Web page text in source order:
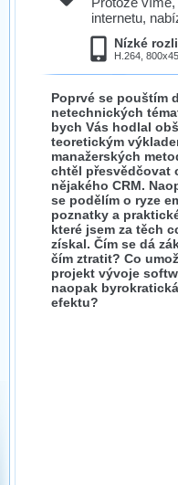
internetu,
Nízké
H.264,
Poprvé se pouštím
netechnických
bych Vás hodlal
teoretickým
manažerských
chtěl přesvědčovat
nějakého CRM.
se podělím o ryze
poznatky a
které jsem za těch
získal. Čím se dá
čím ztratit? Co
projekt vývoje
naopak
efektu?